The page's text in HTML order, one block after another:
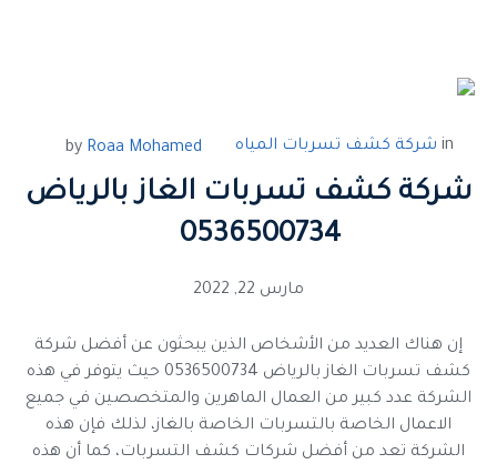
in شركة كشف تسربات المياه by Roaa Mohamed
شركة كشف تسربات الغاز بالرياض
0536500734
مارس 22, 2022
إن هناك العديد من الأشخاص الذين يبحثون عن أفضل شركة
كشف تسربات الغاز بالرياض 0536500734 حيث يتوفر في هذه
الشركة عدد كبير من العمال الماهرين والمتخصصين في جميع
الاعمال الخاصة بالتسربات الخاصة بالغاز، لذلك فإن هذه
الشركة تعد من أفضل شركات كشف التسربات، كما أن هذه